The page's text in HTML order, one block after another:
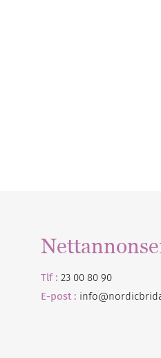
Tlf : 23 00 80 90
E-post :